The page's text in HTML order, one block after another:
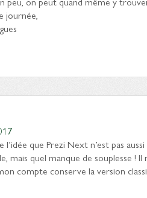
journée,
l’idée que Prezi Next n’est pas
mais quel manque de souplesse !
compte conserve la version